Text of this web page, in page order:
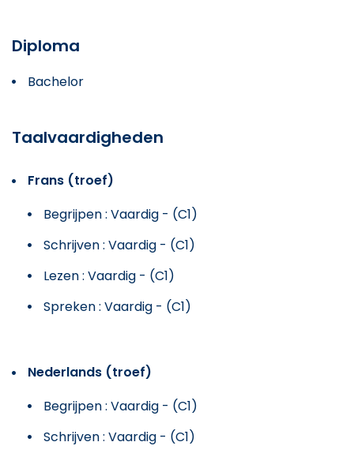
Diploma
Bachelor
Taalvaardigheden
Frans (troef)
Begrijpen : Vaardig - (C1)
Schrijven : Vaardig - (C1)
Lezen : Vaardig - (C1)
Spreken : Vaardig - (C1)
Nederlands (troef)
Begrijpen : Vaardig - (C1)
Schrijven : Vaardig - (C1)